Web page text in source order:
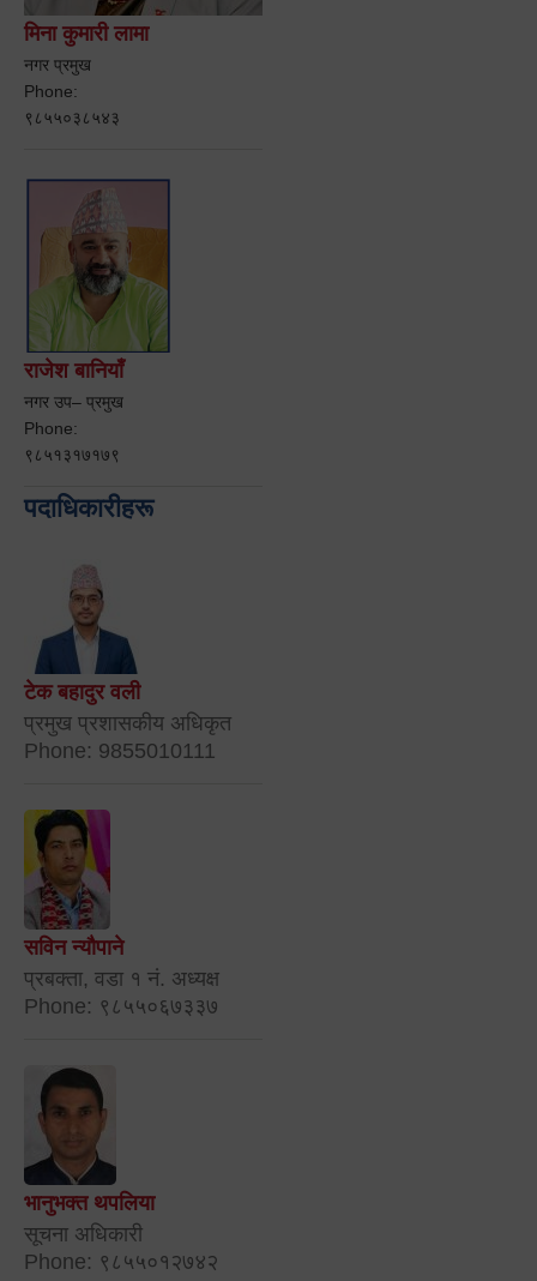
मिना कुमारी लामा
नगर प्रमुख
Phone:
९८५५०३८५४३
राजेश बानियाँ
नगर उप– प्रमुख
Phone:
९८५१३१७१७९
पदाधिकारीहरू
टेक बहादुर वली
प्रमुख प्रशासकीय अधिकृत
Phone: 9855010111
सविन न्यौपाने
प्रबक्ता, वडा १ नं. अध्यक्ष
Phone: ९८५५०६७३३७
भानुभक्त थपलिया
सूचना अधिकारी
Phone: ९८५५०१२७४२